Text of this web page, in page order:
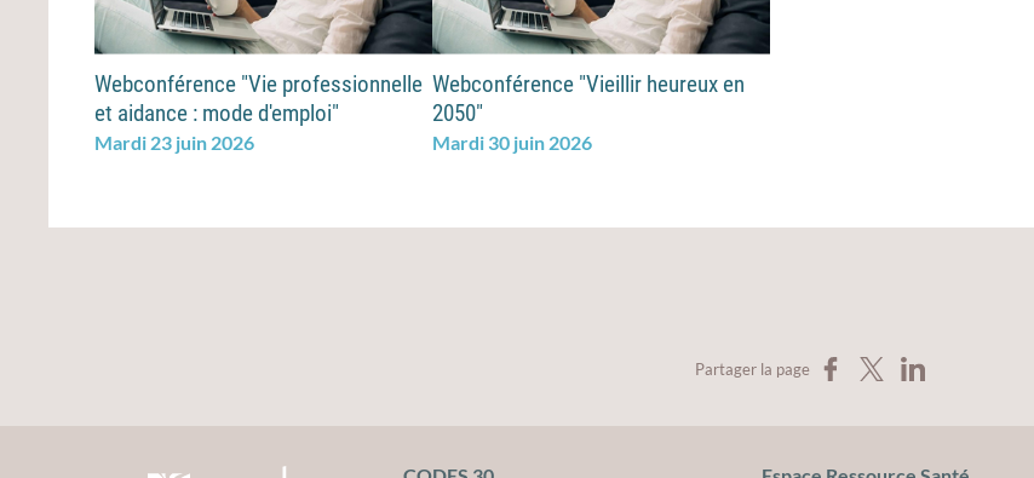
Webconférence "Vie professionnelle
et aidance : mode d'emploi"
Mardi 23 juin 2026
Webconférence "Vieillir heureux en
2050"
Mardi 30 juin 2026
Partager la page Partager sur Facebook
Partager sur XPartager sur LinkedIn